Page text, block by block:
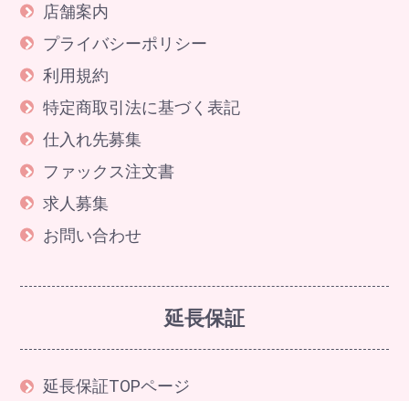
店舗案内
プライバシーポリシー
利用規約
特定商取引法に基づく表記
仕入れ先募集
ファックス注文書
求人募集
お問い合わせ
延長保証
延長保証TOPページ